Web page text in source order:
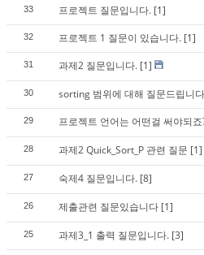
33 프로젝트 질문입니다. [1]
32 프로젝트 1 질문이 있습니다. [1]
31 과제2 질문입니다. [1]
30 sorting 범위에 대해 질문드립니
29 프로젝트 언어는 어떤걸 써야되죠
28 과제2 Quick_Sort_P 관련 질문 [1]
27 숙제4 질문입니다. [8]
26 제출관련 질문있습니다 [1]
25 과제3_1 출력 질문입니다. [3]